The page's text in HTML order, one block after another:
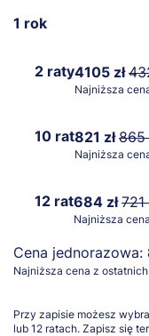
1 rok
2 raty4105 zł
Najniższa
10 rat821 zł865
Najniższa
12 rat684 zł721
Najniższa
Cena jednorazowa:
Najniższa cena z
Przy zapisie możesz
lub 12 ratach. Zapisz się